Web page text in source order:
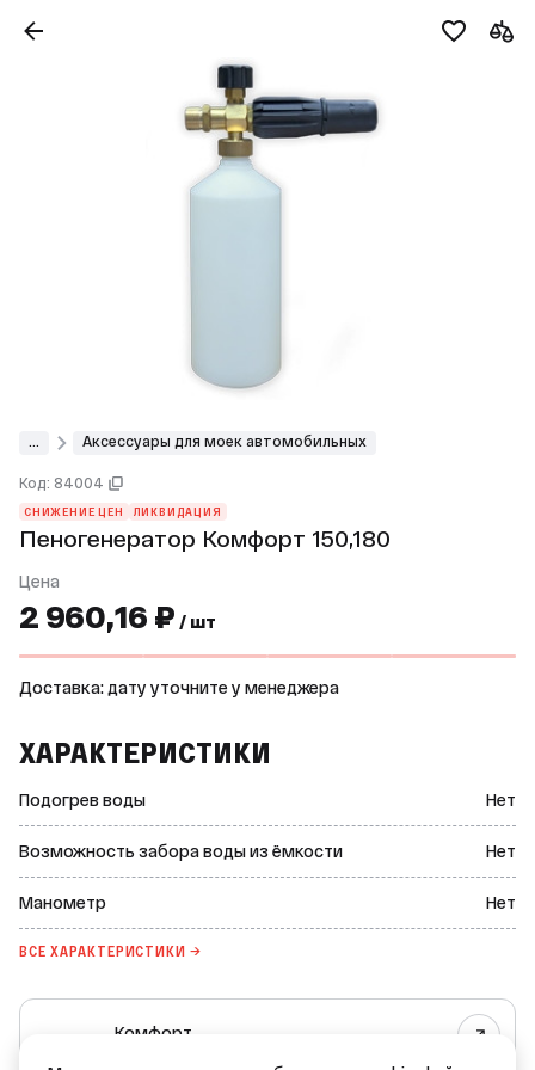
Аксессуары для моек автомобильных
Код: 84004
СНИЖЕНИЕ ЦЕН ЛИКВИДАЦИЯ
Пеногенератор Комфорт 150,180
Цена
2 960,16 ₽ / шт
Доставка: дату уточните у менеджера
ХАРАКТЕРИСТИКИ
Подогрев воды Нет
Возможность забора воды из ёмкости Нет
Манометр Нет
ВСЕ ХАРАКТЕРИСТИКИ →
Комфорт